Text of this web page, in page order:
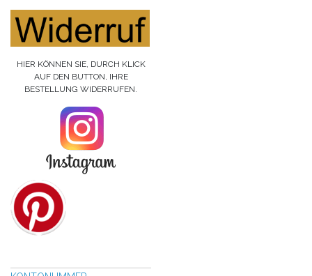
HIER KÖNNEN SIE, DURCH KLICK
AUF DEN BUTTON, IHRE
BESTELLUNG WIDERRUFEN.